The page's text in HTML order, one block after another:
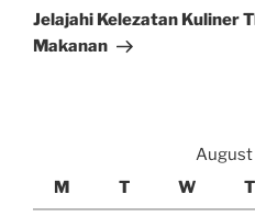
Post
Jelajahi Kelezatan Kuliner
Makanan
M
T W T